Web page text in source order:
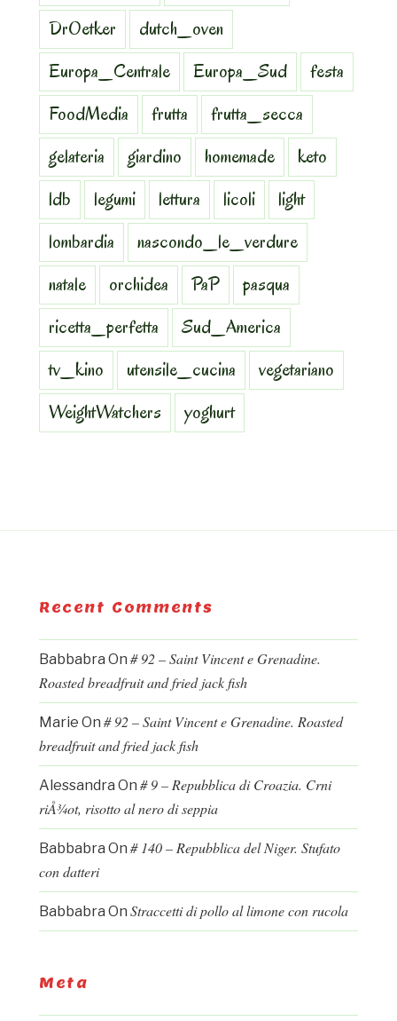
DrOetker
dutch_oven
Europa_Centrale
Europa_Sud
festa
FoodMedia
frutta
frutta_secca
gelateria
giardino homemade
keto
ldb
legumi lettura licoli
light
lombardia
nascondo_le_verdure
natale
orchidea PaP
pasqua
ricetta_perfetta
Sud_America
tv_kino
utensile_cucina
vegetariano
WeightWatchers
yoghurt
Recent Comments
Babbabra On # 92 – Saint Vincent e Grenadine.
Roasted breadfruit and fried jack fish
Marie On # 92 – Saint Vincent e Grenadine. Roasted
breadfruit and fried jack fish
Alessandra On # 9 – Repubblica di Croazia. Crni
riÅ¾ot, risotto al nero di seppia
Babbabra On # 140 – Repubblica del Niger. Stufato
con datteri
Babbabra On Straccetti di pollo al limone con rucola
Meta